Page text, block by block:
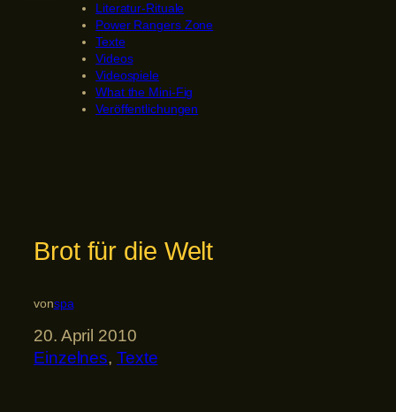
Literatur-Rituale
Power Rangers Zone
Texte
Videos
Videospiele
What the Mini-Fig
Veröffentlichungen
Brot für die Welt
vonspa
20. April 2010
Einzelnes, Texte